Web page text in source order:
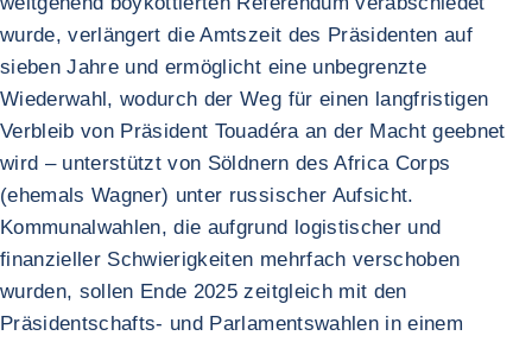
wurde, verlängert die Amtszeit des Präsidenten auf
sieben Jahre und ermöglicht eine unbegrenzte
Wiederwahl, wodurch der Weg für einen langfristigen
Verbleib von Präsident Touadéra an der Macht geebnet
wird – unterstützt von Söldnern des Africa Corps
(ehemals Wagner) unter russischer Aufsicht.
Kommunalwahlen, die aufgrund logistischer und
finanzieller Schwierigkeiten mehrfach verschoben
wurden, sollen Ende 2025 zeitgleich mit den
Präsidentschafts- und Parlamentswahlen in einem